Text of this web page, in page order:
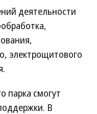
деятельности
электрощитового
парка смогут
В